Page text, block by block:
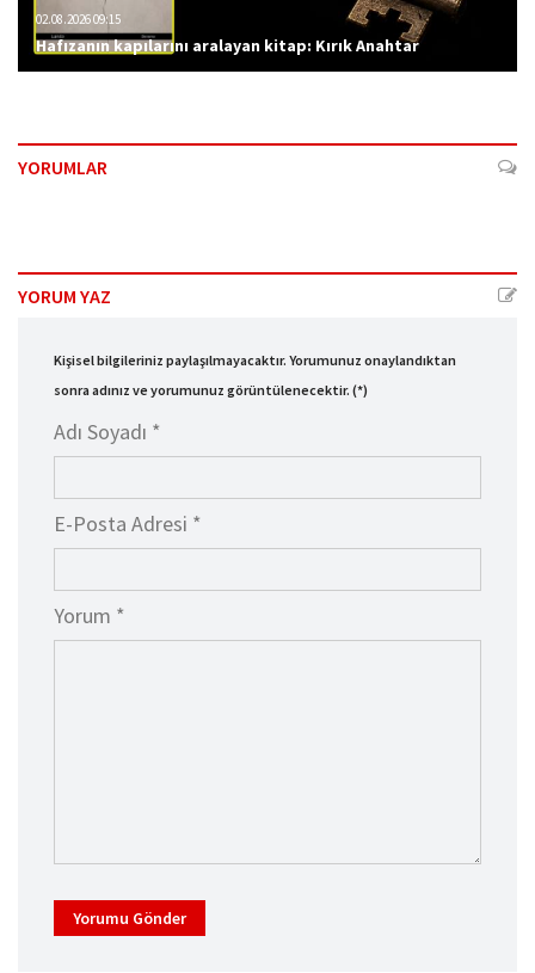
02.08.2026 09:15
Hafızanın kapılarını aralayan kitap: Kırık Anahtar
YORUMLAR
YORUM YAZ
Kişisel bilgileriniz paylaşılmayacaktır. Yorumunuz onaylandıktan
sonra adınız ve yorumunuz görüntülenecektir. (*)
Adı Soyadı *
E-Posta Adresi *
Yorum *
Yorumu Gönder